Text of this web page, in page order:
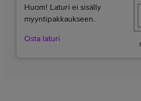
Huom! Laturi ei sisälly
myyntipakkaukseen.
Osta laturi